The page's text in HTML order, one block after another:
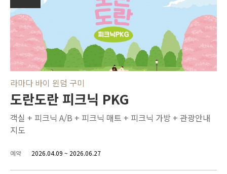
라마다 바이 윈덤 구미
도란도란 피크닉 PKG
객실 + 피크닉 A/B + 피크닉 매트 + 피크닉 가방 + 관광안내
지도
예약 2026.04.09 ~ 2026.06.27